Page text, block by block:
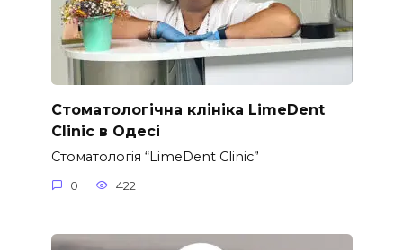
Стоматологічна клініка LimeDent
Clinic в Одесі
Стоматологія “LimeDent Clinic”
0 422